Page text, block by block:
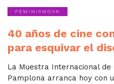
FEMINISMOAK
40 años de cine
para esquivar el
La Muestra Internacional de
Pamplona arranca hoy con